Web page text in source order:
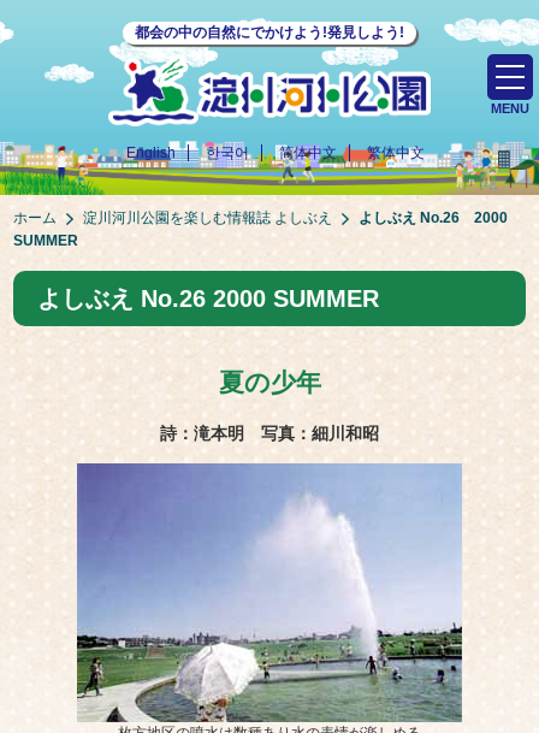
都会の中の自然にでかけよう!発見しよう!
English 한국어 简体中文 繁体中文
MENU
ホーム 淀川河川公園を楽しむ情報誌 よしぶえ
よしぶえ No.26 2000
SUMMER
よしぶえ No.26 2000 SUMMER
夏の少年
詩：滝本明 写真：細川和昭